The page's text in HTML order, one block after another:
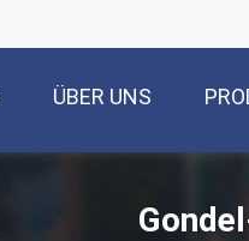
ÜBER UNS